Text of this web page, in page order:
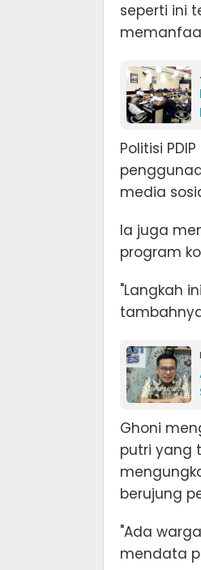
seperti ini
Politisi
media
Ia juga
program
"Langkah
Ghoni
putri yang
berujung
"Ada
mendata